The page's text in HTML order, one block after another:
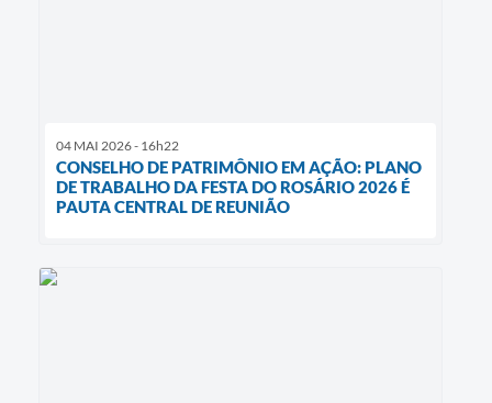
04 MAI 2026 - 16h22
CONSELHO DE PATRIMÔNIO EM AÇÃO: PLANO
DE TRABALHO DA FESTA DO ROSÁRIO 2026 É
PAUTA CENTRAL DE REUNIÃO